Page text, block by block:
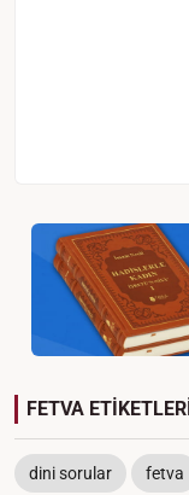
FETVA
dini sorular fetva